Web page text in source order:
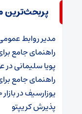
پربحث‌ترین
مدیر روابط
راهنمای جامع
پویا سلیمانیدر
راهنمای جامع
یوزارسیفدر
پذیرش کریپتو